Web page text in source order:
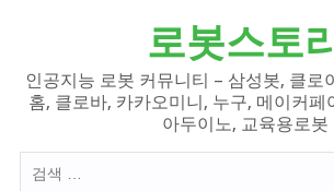
로봇스토
인공지능 로봇 커뮤니티 – 삼성봇, 클로
홈, 클로바, 카카오미니, 누구, 메이커페
아두이노, 교육용로봇
색